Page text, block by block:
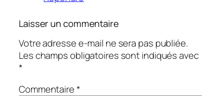
Laisser un commentaire
Votre adresse e-mail ne sera pas publiée.
Les champs obligatoires sont indiqués avec
*
Commentaire*